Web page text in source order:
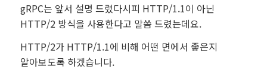
gRPC는 앞서 설명 드렸다시피 HTTP/1.1이 아닌
HTTP/2 방식을 사용한다고 말씀 드렸는데요.
HTTP/2가 HTTP/1.1에 비해 어떤 면에서 좋은지
알아보도록 하겠습니다.